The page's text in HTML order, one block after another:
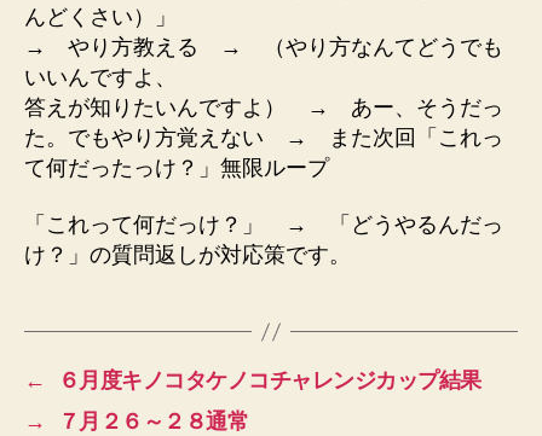
んどくさい）」
→ やり方教える → （やり方なんてどうでも
いいんですよ、
答えが知りたいんですよ） → あー、そうだっ
た。でもやり方覚えない → また次回「これっ
て何だったっけ？」無限ループ
「これって何だっけ？」 → 「どうやるんだっ
け？」の質問返しが対応策です。
←
６月度キノコタケノコチャレンジカップ結果
→
７月２６～２８通常